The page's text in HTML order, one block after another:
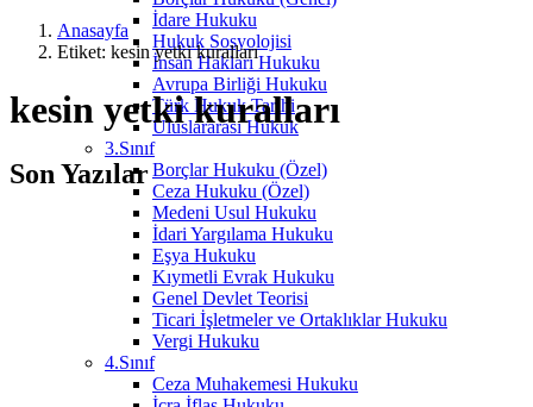
İdare Hukuku
Hukuk Sosyolojisi
İnsan Hakları Hukuku
Avrupa Birliği Hukuku
Türk Hukuk Tarihi
Uluslararası Hukuk
3.Sınıf
Borçlar Hukuku (Özel)
Ceza Hukuku (Özel)
Medeni Usul Hukuku
İdari Yargılama Hukuku
Eşya Hukuku
Kıymetli Evrak Hukuku
Genel Devlet Teorisi
Ticari İşletmeler ve Ortaklıklar Hukuku
Vergi Hukuku
4.Sınıf
Ceza Muhakemesi Hukuku
Anasayfa
Etiket: kesin yetki kuralları
kesin yetki kuralları
Son Yazılar